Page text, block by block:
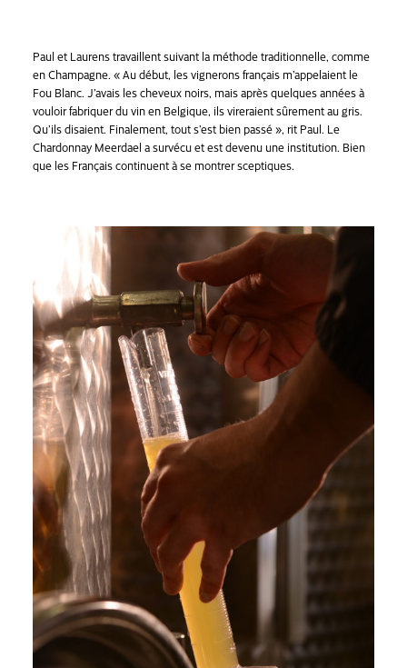
Paul et Laurens travaillent suivant la méthode traditionnelle, comme
en Champagne. « Au début, les vignerons français m’appelaient le
Fou Blanc. J’avais les cheveux noirs, mais après quelques années à
vouloir fabriquer du vin en Belgique, ils vireraient sûrement au gris.
Qu’ils disaient. Finalement, tout s’est bien passé », rit Paul. Le
Chardonnay Meerdael a survécu et est devenu une institution. Bien
que les Français continuent à se montrer sceptiques.